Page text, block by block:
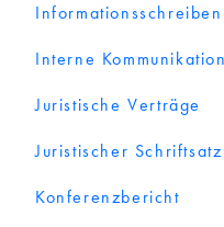
Informationsschreiben
Interne Kommunikation
Juristische Verträge
Juristischer Schriftsatz
Konferenzbericht